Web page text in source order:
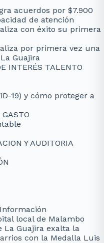
acuerdos por $7.900
de atención
con éxito su primera
por primera vez una
Guajira
INTERÉS TALENTO
19) y cómo proteger a
Y AUDITORIA
local de Malambo
La Guajira exalta la
con la Medalla Luis